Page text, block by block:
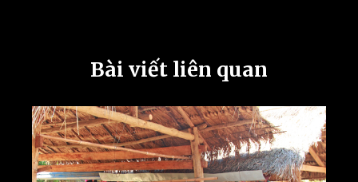
Bài viết liên quan